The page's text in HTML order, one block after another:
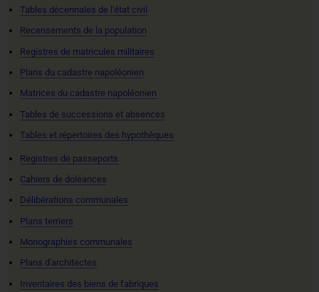
Tables décennales de l'état civil
Recensements de la population
Registres de matricules militaires
Plans du cadastre napoléonien
Matrices du cadastre napoléonien
Tables de successions et absences
Tables et répertoires des hypothèques
Registres de passeports
Cahiers de doléances
Délibérations communales
Plans terriers
Monographies communales
Plans d'architectes
Inventaires des biens de fabriques